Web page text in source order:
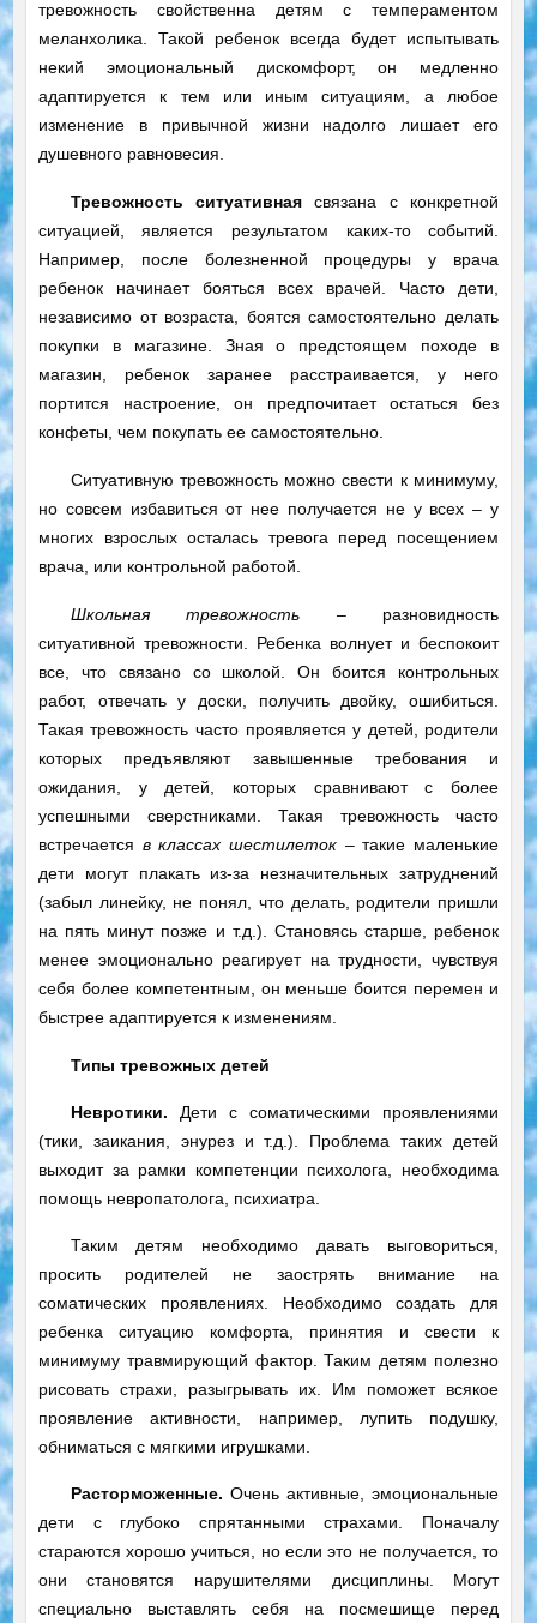
тревожность свойственна детям с темпераментом
меланхолика. Такой ребенок всегда будет испытывать
некий эмоциональный дискомфорт, он медленно
адаптируется к тем или иным ситуациям, а любое
изменение в привычной жизни надолго лишает его
душевного равновесия.
Тревожность ситуативнаясвязана с конкретной
ситуацией, является результатом каких-то событий.
Например, после болезненной процедуры у врача
ребенок начинает бояться всех врачей. Часто дети,
независимо от возраста, боятся самостоятельно делать
покупки в магазине. Зная о предстоящем походе в
магазин, ребенок заранее расстраивается, у него
портится настроение, он предпочитает остаться без
конфеты, чем покупать ее самостоятельно.
Ситуативную тревожность можно свести к минимуму,
но совсем избавиться от нее получается не у всех – у
многих взрослых осталась тревога перед посещением
врача, или контрольной работой.
Школьная тревожность – разновидность
ситуативной тревожности. Ребенка волнует и беспокоит
все, что связано со школой. Он боится контрольных
работ, отвечать у доски, получить двойку, ошибиться.
Такая тревожность часто проявляется у детей, родители
которых предъявляют завышенные требования и
ожидания, у детей, которых сравнивают с более
успешными сверстниками. Такая тревожность часто
встречается в классах шестилеток – такие маленькие
дети могут плакать из-за незначительных затруднений
(забыл линейку, не понял, что делать, родители пришли
на пять минут позже и т.д.). Становясь старше, ребенок
менее эмоционально реагирует на трудности, чувствуя
себя более компетентным, он меньше боится перемен и
быстрее адаптируется к изменениям.
Типы тревожных детей
Невротики. Дети с соматическими проявлениями
(тики, заикания, энурез и т.д.). Проблема таких детей
выходит за рамки компетенции психолога, необходима
помощь невропатолога, психиатра.
Таким детям необходимо давать выговориться,
просить родителей не заострять внимание на
соматических проявлениях. Необходимо создать для
ребенка ситуацию комфорта, принятия и свести к
минимуму травмирующий фактор. Таким детям полезно
рисовать страхи, разыгрывать их. Им поможет всякое
проявление активности, например, лупить подушку,
обниматься с мягкими игрушками.
Расторможенные. Очень активные, эмоциональные
дети с глубоко спрятанными страхами. Поначалу
стараются хорошо учиться, но если это не получается, то
они становятся нарушителями дисциплины. Могут
специально выставлять себя на посмешище перед